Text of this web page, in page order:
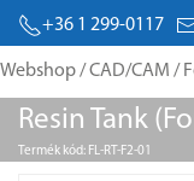
+36 1 299-0117
Webshop/CAD/CAM /
Resin Tank
Termék kód: FL-RT-F2-01